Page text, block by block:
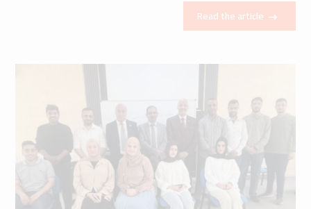
Read the article